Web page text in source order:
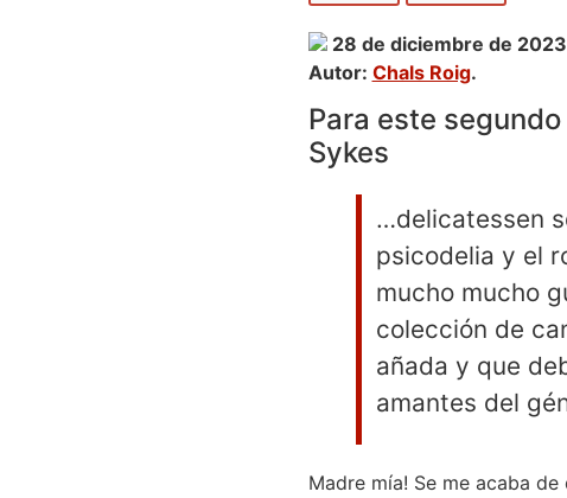
28 de diciembre de 2023
Autor: Chals Roig.
Para este
Sykes
…delicatessen
psicodelia y el
mucho mucho
colección de
añada y que
amantes del
Madre mía! Se me acaba